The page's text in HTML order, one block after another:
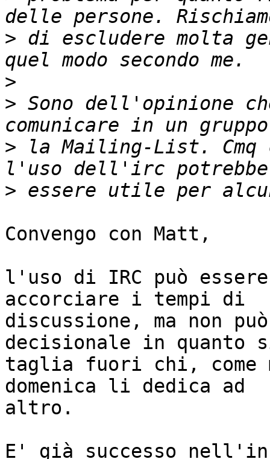
> di escludere molta
>
> Sono dell'opinione
> la Mailing-List. Cmq
>
Convengo con Matt,
l'uso di IRC può
accorciare i tempi di
discussione, ma non
decisionale in quanto
taglia fuori chi, come
domenica li dedica ad
altro.
E' già successo